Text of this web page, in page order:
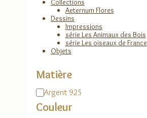
Collections
Aeternum Flores
Dessins
Impressions
série Les Animaux des Bois
série Les oiseaux de France
Objets
Matière
Matière
Argent 925
Couleur